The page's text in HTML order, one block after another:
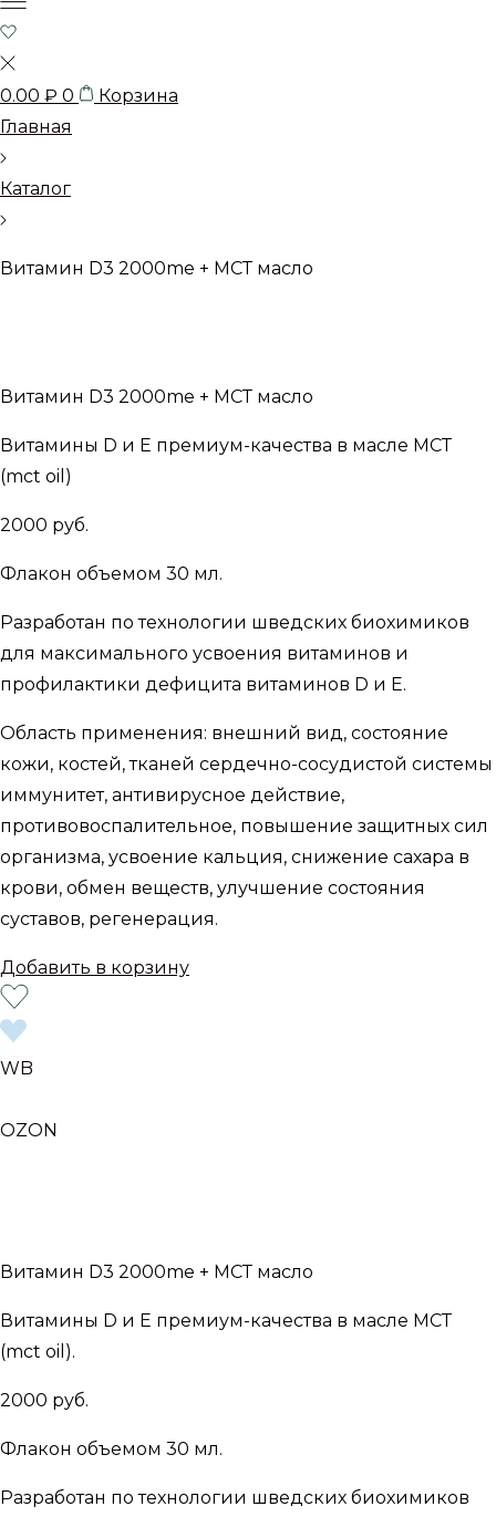
0.00 ₽ 0
Корзина
Главная
Каталог
Витамин D3 2000me + МСТ масло
Витамин D3 2000me + МСТ масло
Витамины D и Е премиум-качества в масле МСТ
(mct oil)
2000 руб.
Флакон объемом 30 мл.
Разработан по технологии шведских биохимиков
для максимального усвоения витаминов и
профилактики дефицита витаминов D и E.
Область применения: внешний вид, состояние
кожи, костей, тканей сердечно-сосудистой системы
иммунитет, антивирусное действие,
противовоспалительное, повышение защитных сил
организма, усвоение кальция, снижение сахара в
крови, обмен веществ, улучшение состояния
суставов, регенерация.
Добавить в корзину
WB
OZON
Витамин D3 2000me + МСТ масло
Витамины D и Е премиум-качества в масле МСТ
(mct oil).
2000 руб.
Флакон объемом 30 мл.
Разработан по технологии шведских биохимиков